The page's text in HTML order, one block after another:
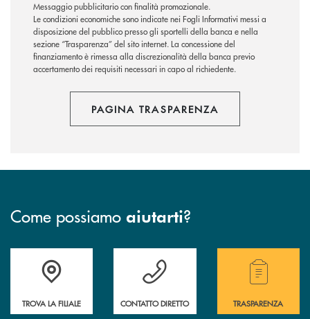
Messaggio pubblicitario con finalità promozionale.
Le condizioni economiche sono indicate nei Fogli Informativi messi a
disposizione del pubblico presso gli sportelli della banca e nella
sezione “Trasparenza” del sito internet.La concessione del
finanziamento è rimessa alla discrezionalità della banca previo
accertamento dei requisiti necessari in capo al richiedente.
PAGINA TRASPARENZA
Come possiamo aiutarti?
Accedi all' elenco completo delle filiali.
TROVA LA FILIALE
Hai bisogno di assistenza immediata?
CONTATTO DIRETTO
Hai bisogno di
TRASPARENZA